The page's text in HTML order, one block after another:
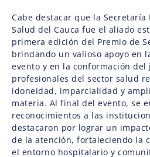
Cabe destacar que la
Salud del Cauca fue el aliado
primera edición del Premio de
brindando un valioso apoyo en
evento y en la conformación
profesionales del sector salud
idoneidad, imparcialidad y
materia. Al final del evento, se
reconocimientos a las
destacaron por lograr un
de la atención, fortaleciendo la
el entorno hospitalario y